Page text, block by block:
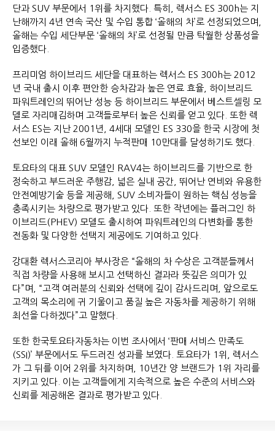
단과 SUV 부문에서 1위를 차지했다. 특히, 렉서스 ES 300h는 지
난해까지 4년 연속 국산 및 수입 통합 ‘올해의 차’로 선정되었으며,
올해는 수입 세단부문 ‘올해의 차’로 선정될 만큼 탁월한 상품성을
입증했다.
프리미엄 하이브리드 세단을 대표하는 렉서스 ES 300h는 2012
년 국내 출시 이후 편안한 승차감과 높은 연료 효율, 하이브리드
파워트레인의 뛰어난 성능 등 하이브리드 부문에서 베스트셀링 모
델로 자리매김하며 고객들로부터 높은 신뢰를 얻고 있다. 또한 렉
서스 ES는 지난 2001년, 4세대 모델인 ES 330을 한국 시장에 첫
선보인 이래 올해 6월까지 누적판매 10만대를 달성하기도 했다.
토요타의 대표 SUV 모델인 RAV4는 하이브리드를 기반으로 한
정숙하고 부드러운 주행감, 넓은 실내 공간, 뛰어난 연비와 유용한
안전예방기술 등을 제공해, SUV 소비자들이 원하는 핵심 성능을
충족시키는 차량으로 평가받고 있다. 또한 작년에는 플러그인 하
이브리드(PHEV) 모델도 출시하여 파워트레인의 다변화를 통한
전동화 및 다양한 선택지 제공에도 기여하고 있다.
강대환 렉서스코리아 부사장은 “올해의 차 수상은 고객분들께서
직접 차량을 사용해 보시고 선택하신 결과라 뜻깊은 의미가 있
다”며, “고객 여러분의 신뢰와 선택에 깊이 감사드리며, 앞으로도
고객의 목소리에 귀 기울이고 품질 높은 자동차를 제공하기 위해
최선을 다하겠다”고 말했다.
또한 한국토요타자동차는 이번 조사에서 ‘판매 서비스 만족도
(SSI)’ 부문에서도 두드러진 성과를 보였다. 토요타가 1위, 렉서스
가 그 뒤를 이어 2위를 차지하며, 10년간 양 브랜드가 1위 자리를
지키고 있다. 이는 고객들에게 지속적으로 높은 수준의 서비스와
신뢰를 제공해온 결과로 평가받고 있다.